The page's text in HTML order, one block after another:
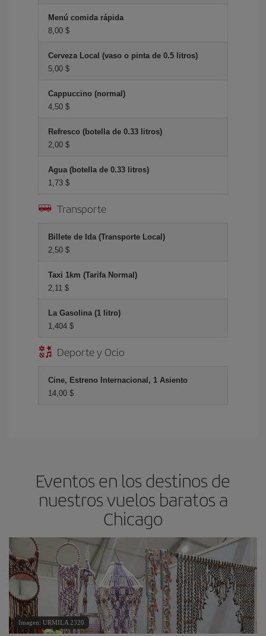
Menú comida rápida
8,00 $
Cerveza Local (vaso o pinta de 0.5 litros)
5,00 $
Cappuccino (normal)
4,50 $
Refresco (botella de 0.33 litros)
2,00 $
Agua (botella de 0.33 litros)
1,73 $
Transporte
Billete de Ida (Transporte Local)
2,50 $
Taxi 1km (Tarifa Normal)
2,11 $
La Gasolina (1 litro)
1,404 $
Deporte y Ocio
Cine, Estreno Internacional, 1 Asiento
14,00 $
Eventos en los destinos de
nuestros vuelos baratos a
Chicago
Imagen: URMILA 2320